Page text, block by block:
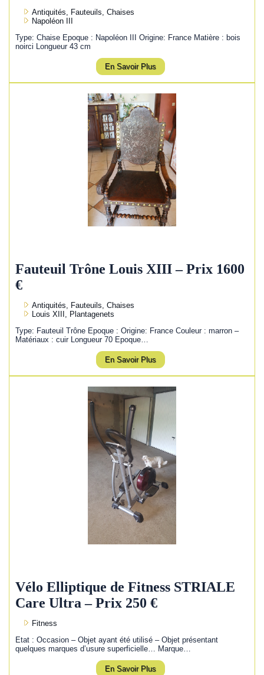
Antiquités, Fauteuils, Chaises
Napoléon III
Type: Chaise Epoque : Napoléon III Origine: France Matière : bois
noirci Longueur 43 cm
En Savoir Plus
Fauteuil Trône Louis XIII – Prix 1600
€
Antiquités, Fauteuils, Chaises
Louis XIII, Plantagenets
Type: Fauteuil Trône Epoque : Origine: France Couleur : marron –
Matériaux : cuir Longueur 70 Epoque…
En Savoir Plus
Vélo Elliptique de Fitness STRIALE
Care Ultra – Prix 250 €
Fitness
Etat : Occasion – Objet ayant été utilisé – Objet présentant
quelques marques d’usure superficielle… Marque…
En Savoir Plus